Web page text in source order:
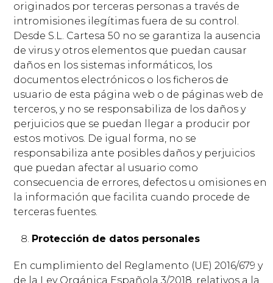
originados por terceras personas a través de
intromisiones ilegítimas fuera de su control.
Desde S.L. Cartesa 50 no se garantiza la ausencia
de virus y otros elementos que puedan causar
daños en los sistemas informáticos, los
documentos electrónicos o los ficheros de
usuario de esta página web o de páginas web de
terceros, y no se responsabiliza de los daños y
perjuicios que se puedan llegar a producir por
estos motivos. De igual forma, no se
responsabiliza ante posibles daños y perjuicios
que puedan afectar al usuario como
consecuencia de errores, defectos u omisiones en
la información que facilita cuando procede de
terceras fuentes.
Protección de datos personales
En cumplimiento del Reglamento (UE) 2016/679 y
de la Ley Orgánica Española 3/2018, relativos a la